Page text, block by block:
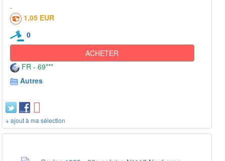
1,05 EUR
0
ACHETER
FR - 69***
Autres
+ ajout à ma sélection